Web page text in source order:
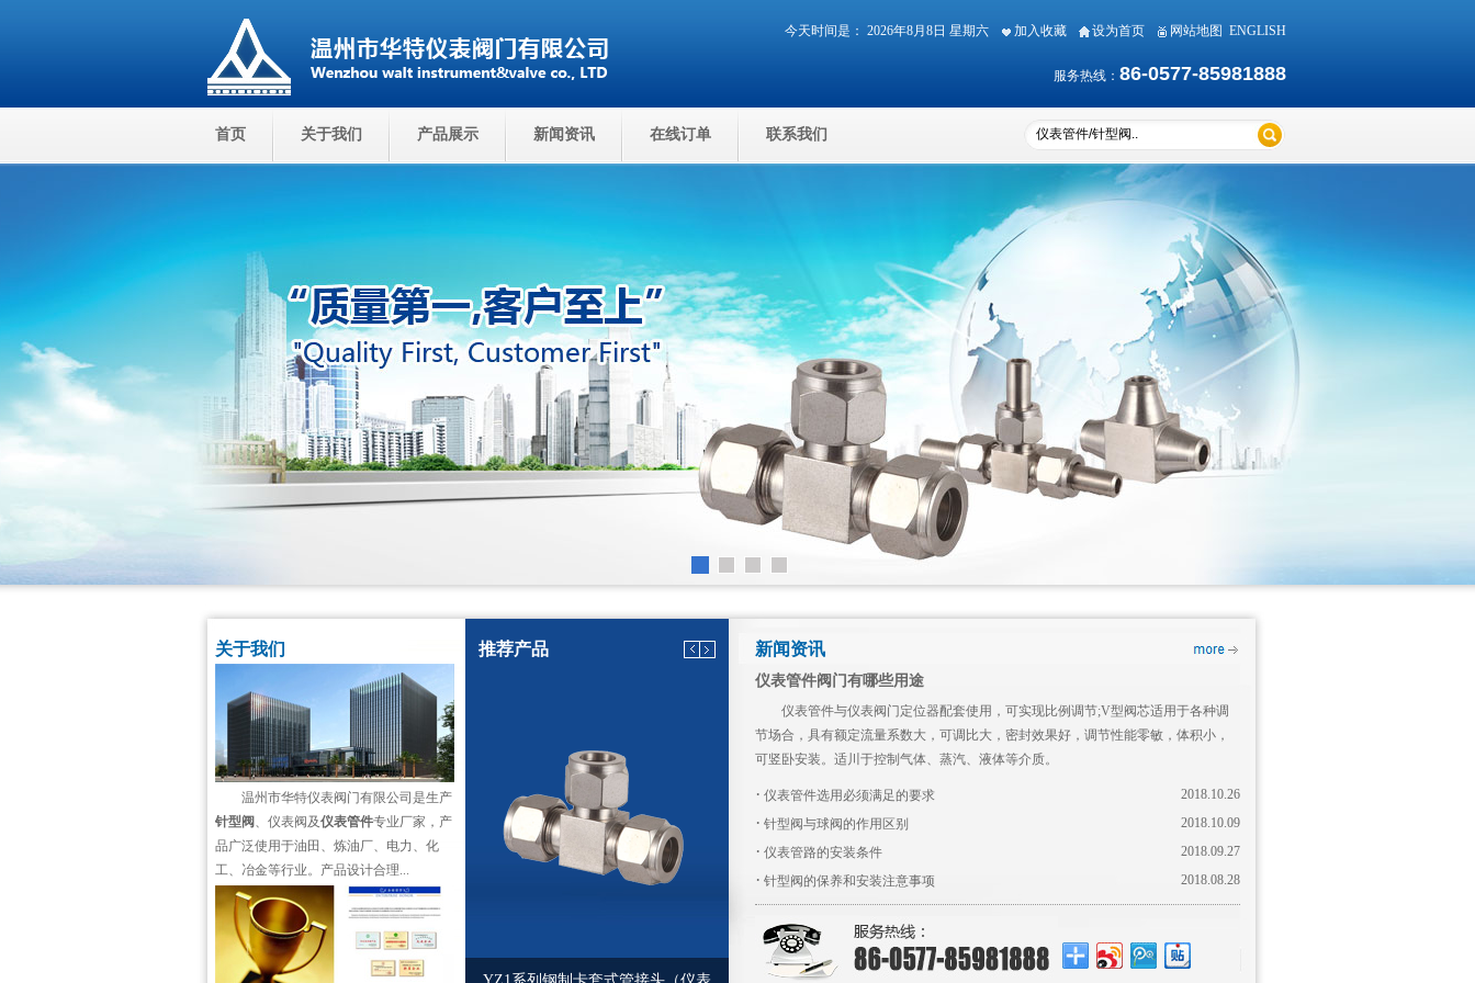
今天时间是： 2026年8月8日 星期六 加入收藏 设为首页 网站地图 ENGLISH
服务热线： 86-0577-85981888
首页 关于我们 产品展示 新闻资讯 在线订单 联系我们
关于我们
温州市华特仪表阀门有限公司是生产
针型阀 、仪表阀及仪表管件专业厂家，产
品广泛使用于油田、炼油厂、电力、化
工、冶金等行业。产品设计合理...
推荐产品 新闻资讯
仪表管件阀门有哪些用途
仪表管件与仪表阀门定位器配套使用，可实现比例调节;V型阀芯适用于各种调
节场合，具有额定流量系数大，可调比大，密封效果好，调节性能零敏，体积小，
可竖卧安装。适川于控制气体、蒸汽、液体等介质。
2018.10.26
· 仪表管件选用必须满足的要求
2018.10.09
· 针型阀与球阀的作用区别
2018.09.27
· 仪表管路的安装条件
2018.08.28
· 针型阀的保养和安装注意事项